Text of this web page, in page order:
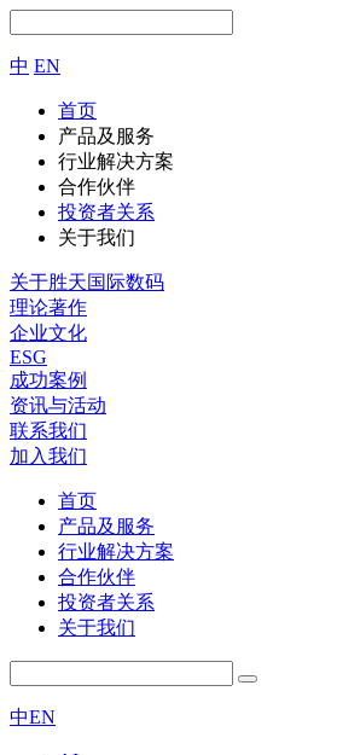
中 EN
首页
产品及服务
行业解决方案
合作伙伴
投资者关系
关于我们
关于胜天国际数码
理论著作
企业文化
ESG
成功案例
资讯与活动
联系我们
加入我们
首页
产品及服务
行业解决方案
合作伙伴
投资者关系
关于我们
中EN